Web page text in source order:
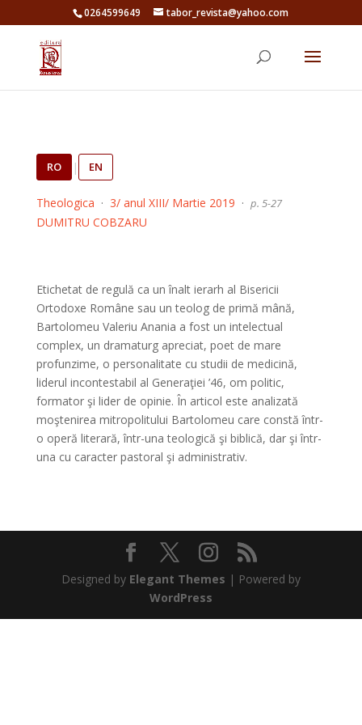
0264599649 tabor_revista@yahoo.com
RO | EN
Theologica · 3/ anul XIII/ Martie 2019 · p. 5-27
DUMITRU COBZARU
Etichetat de regulă ca un înalt ierarh al Bisericii
Ortodoxe Române sau un teolog de primă mână,
Bartolomeu Valeriu Anania a fost un intelectual
complex, un dramaturg apreciat, poet de mare
profunzime, o personalitate cu studii de medicină,
liderul incontestabil al Generaţiei ’46, om politic,
formator şi lider de opinie. În articol este analizată
moştenirea mitropolitului Bartolomeu care constă într-
o operă literară, într-una teologică şi biblică, dar şi într-
una cu caracter pastoral şi administrativ.
Designed by Elegant Themes | Powered by
WordPress